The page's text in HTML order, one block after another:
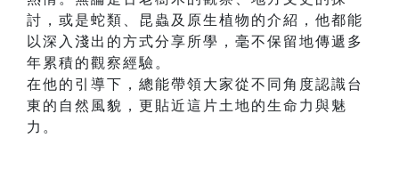
討，或是蛇類、昆蟲及原生植物的介紹，他都能
以深入淺出的方式分享所學，毫不保留地傳遞多
年累積的觀察經驗。
在他的引導下，總能帶領大家從不同角度認識台
東的自然風貌，更貼近這片土地的生命力與魅
力。